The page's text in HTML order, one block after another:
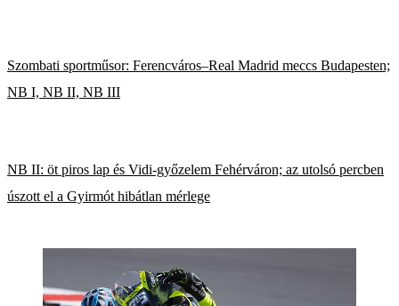
Szombati sportműsor: Ferencváros–Real Madrid meccs Budapesten;
NB I, NB II, NB III
NB II: öt piros lap és Vidi-győzelem Fehérváron; az utolsó percben
úszott el a Gyirmót hibátlan mérlege